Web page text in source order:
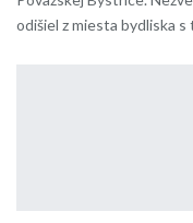
odišiel z miesta bydliska